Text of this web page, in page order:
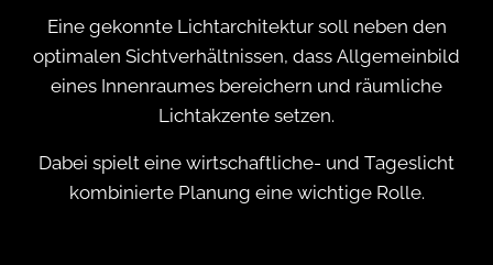
Eine gekonnte Lichtarchitektur soll neben den
optimalen Sichtverhältnissen, dass Allgemeinbild
eines Innenraumes bereichern und räumliche
Lichtakzente setzen.
Dabei spielt eine wirtschaftliche- und Tageslicht
kombinierte Planung eine wichtige Rolle.